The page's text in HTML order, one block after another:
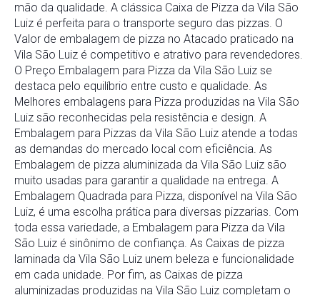
mão da qualidade. A clássica Caixa de Pizza da Vila São
Luiz é perfeita para o transporte seguro das pizzas. O
Valor de embalagem de pizza no Atacado praticado na
Vila São Luiz é competitivo e atrativo para revendedores.
O Preço Embalagem para Pizza da Vila São Luiz se
destaca pelo equilíbrio entre custo e qualidade. As
Melhores embalagens para Pizza produzidas na Vila São
Luiz são reconhecidas pela resistência e design. A
Embalagem para Pizzas da Vila São Luiz atende a todas
as demandas do mercado local com eficiência. As
Embalagem de pizza aluminizada da Vila São Luiz são
muito usadas para garantir a qualidade na entrega. A
Embalagem Quadrada para Pizza, disponível na Vila São
Luiz, é uma escolha prática para diversas pizzarias. Com
toda essa variedade, a Embalagem para Pizza da Vila
São Luiz é sinônimo de confiança. As Caixas de pizza
laminada da Vila São Luiz unem beleza e funcionalidade
em cada unidade. Por fim, as Caixas de pizza
aluminizadas produzidas na Vila São Luiz completam o